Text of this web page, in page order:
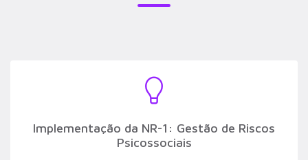
Implementação da NR-1: Gestão de Riscos
Psicossociais